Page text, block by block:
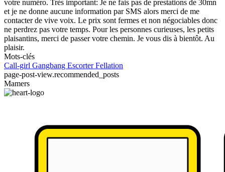
votre numéro. Très important: Je ne fais pas de prestations de 30mn
et je ne donne aucune information par SMS alors merci de me
contacter de vive voix. Le prix sont fermes et non négociables donc
ne perdrez pas votre temps. Pour les personnes curieuses, les petits
plaisantins, merci de passer votre chemin. Je vous dis à bientôt. Au
plaisir.
Mots-clés
Call-girl Gangbang EscorterFellation
page-post-view.recommended_posts
Mamers